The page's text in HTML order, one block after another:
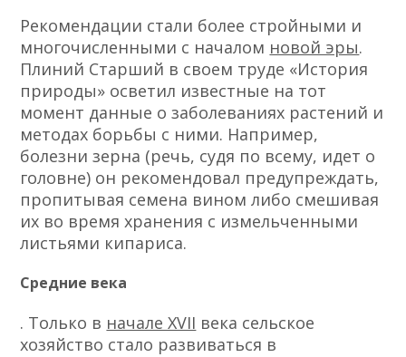
Рекомендации стали более стройными и
многочисленными с началом новой эры.
Плиний Старший в своем труде «История
природы» осветил известные на тот
момент данные о заболеваниях растений и
методах борьбы с ними. Например,
болезни зерна (речь, судя по всему, идет о
головне) он рекомендовал предупреждать,
пропитывая семена вином либо смешивая
их во время хранения с измельченными
листьями кипариса.
Средние века
. Только в начале XVII века сельское
хозяйство стало развиваться в